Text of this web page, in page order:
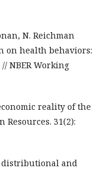
N. Reichman
on health behaviors:
NBER Working
reality of the
31(2):
distributional and